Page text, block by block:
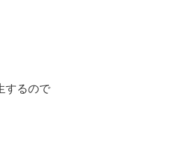
するので